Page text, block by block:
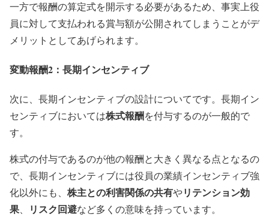
一方で報酬の算定式を開示する必要があるため、事実上役
員に対して支払われる賞与額が公開されてしまうことがデ
メリットとしてあげられます。
変動報酬2：長期インセンティブ
次に、長期インセンティブの設計についてです。長期イン
センティブにおいては株式報酬を付与するのが一般的で
す。
株式の付与であるのが他の報酬と大きく異なる点となるの
で、長期インセンティブには役員の業績インセンティブ強
化以外にも、 株主との利害関係の共有やリテンション効
果、 リスク回避など多くの意味を持っています。